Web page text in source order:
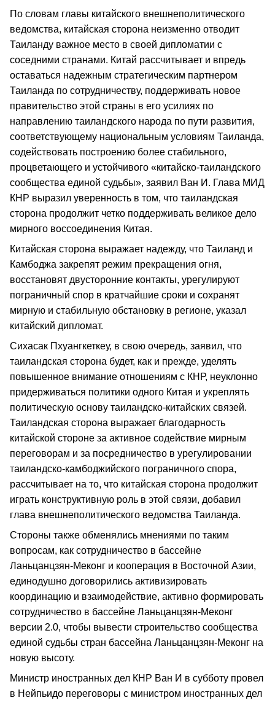
По словам главы китайского внешнеполитического
ведомства, китайская сторона неизменно отводит
Таиланду важное место в своей дипломатии с
соседними странами. Китай рассчитывает и впредь
оставаться надежным стратегическим партнером
Таиланда по сотрудничеству, поддерживать новое
правительство этой страны в его усилиях по
направлению таиландского народа по пути развития,
соответствующему национальным условиям Таиланда,
содействовать построению более стабильного,
процветающего и устойчивого «китайско-таиландского
сообщества единой судьбы», заявил Ван И. Глава МИД
КНР выразил уверенность в том, что таиландская
сторона продолжит четко поддерживать великое дело
мирного воссоединения Китая.
Китайская сторона выражает надежду, что Таиланд и
Камбоджа закрепят режим прекращения огня,
восстановят двусторонние контакты, урегулируют
пограничный спор в кратчайшие сроки и сохранят
мирную и стабильную обстановку в регионе, указал
китайский дипломат.
Сихасак Пхуангкеткеу, в свою очередь, заявил, что
таиландская сторона будет, как и прежде, уделять
повышенное внимание отношениям с КНР, неуклонно
придерживаться политики одного Китая и укреплять
политическую основу таиландско-китайских связей.
Таиландская сторона выражает благодарность
китайской стороне за активное содействие мирным
переговорам и за посредничество в урегулировании
таиландско-камбоджийского пограничного спора,
рассчитывает на то, что китайская сторона продолжит
играть конструктивную роль в этой связи, добавил
глава внешнеполитического ведомства Таиланда.
Стороны также обменялись мнениями по таким
вопросам, как сотрудничество в бассейне
Ланьцанцзян-Меконг и кооперация в Восточной Азии,
единодушно договорились активизировать
координацию и взаимодействие, активно формировать
сотрудничество в бассейне Ланьцанцзян-Меконг
версии 2.0, чтобы вывести строительство сообщества
единой судьбы стран бассейна Ланьцанцзян-Меконг на
новую высоту.
Министр иностранных дел КНР Ван И в субботу провел
в Нейпьидо переговоры с министром иностранных дел